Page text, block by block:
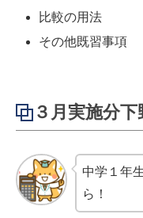
比較の用法
その他既習事項
３月実施分
中学１年
ら！